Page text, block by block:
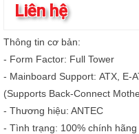
Liên hệ
Thông tin cơ bản:
- Form Factor: Full Tower
- Mainboard Support: ATX, E-
(Supports Back-Connect
- Thương hiệu: ANTEC
- Tình trạng: 100% chính hãng